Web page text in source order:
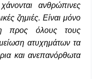
ανθρώπινες
ζημιές. Είναι μόνο
προς όλους τους
ατυχημάτων τα
και ανεπανόρθωτα